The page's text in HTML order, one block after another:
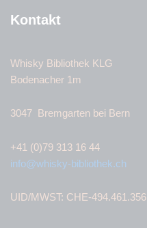
Kontakt
Whisky Bibliothek KLG
Bodenacher 1m
3047 Bremgarten bei Bern
+41 (0)79 313 16 44
info@whisky-bibliothek.ch
UID/MWST: CHE-494.461.356